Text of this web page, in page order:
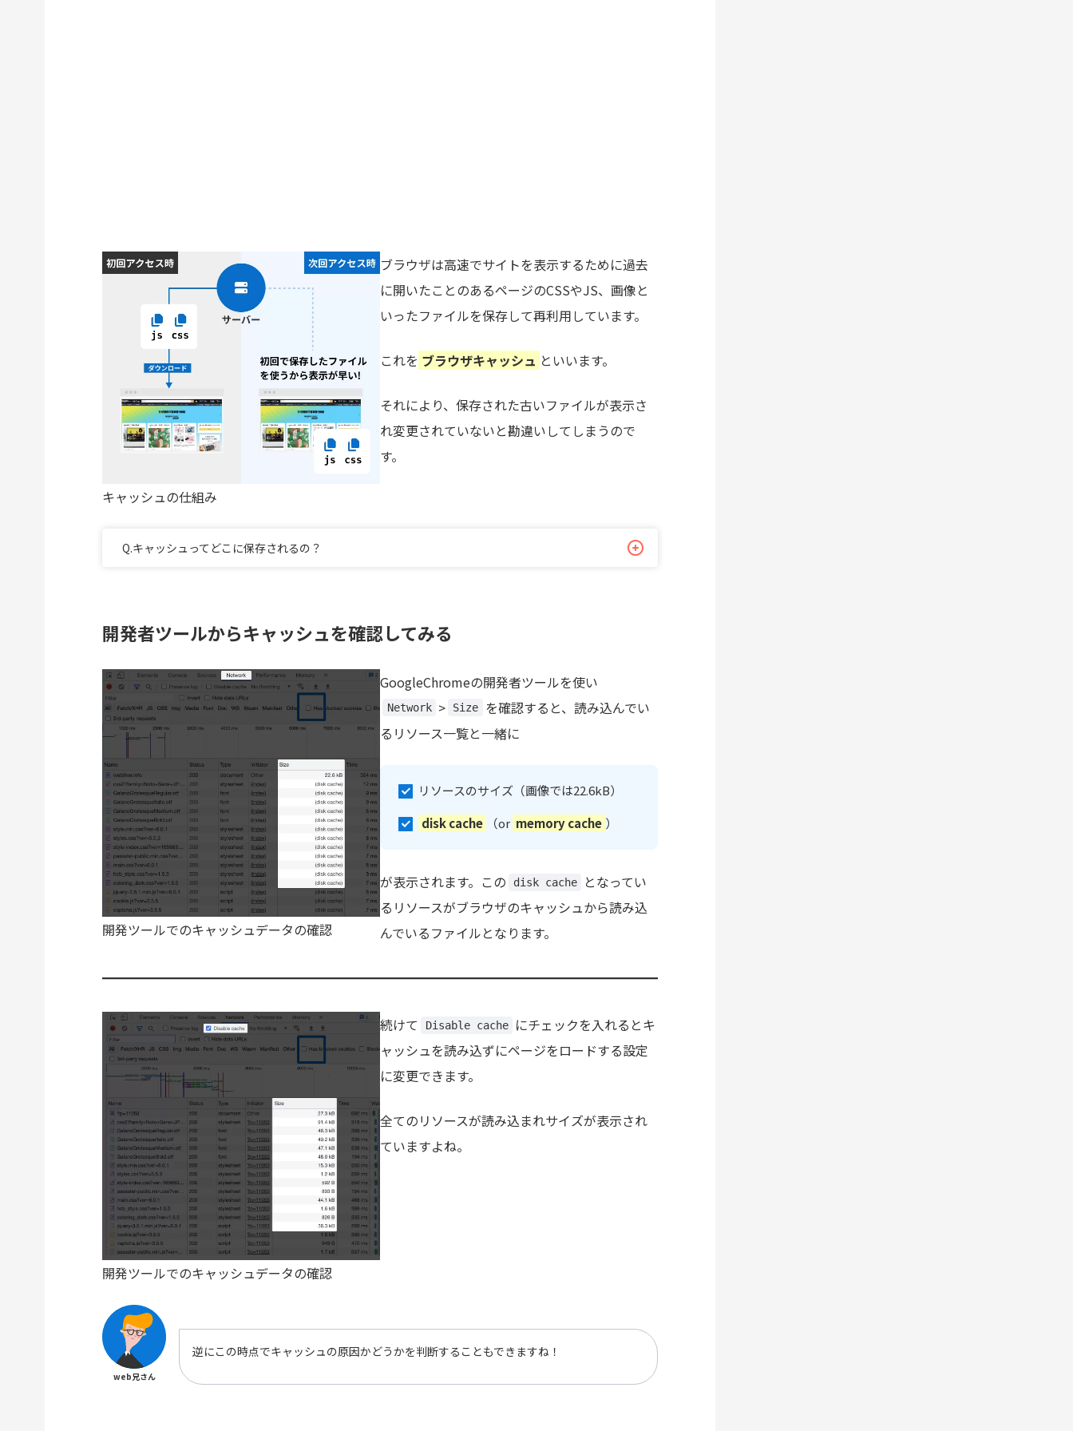
キャッシュの仕組み
ブラウザは高速でサイトを表示するために過去
に開いたことのあるページのCSSやJS、画像と
いったファイルを保存して再利用しています。
これを ブラウザキャッシュ といいます。
それにより、保存された古いファイルが表示さ
れ変更されていないと勘違いしてしまうので
す。
Q.キャッシュってどこに保存されるの？
開発者ツールからキャッシュを確認してみる
開発ツールでのキャッシュデータの確認
GoogleChromeの開発者ツールを使い
Network > Size
を確認すると、読み込んでい
るリソース一覧と一緒に
リソースのサイズ（画像では22.6kB）
disk cache
（or memory cache ）
が表示されます。この disk cache
となってい
るリソースがブラウザのキャッシュから読み込
んでいるファイルとなります。
開発ツールでのキャッシュデータの確認
続けて Disable cache
にチェックを入れるとキ
ャッシュを読み込ずにページをロードする設定
に変更できます。
全てのリソースが読み込まれサイズが表示され
ていますよね。
web兄さん
逆にこの時点でキャッシュの原因かどうかを判断することもできますね！